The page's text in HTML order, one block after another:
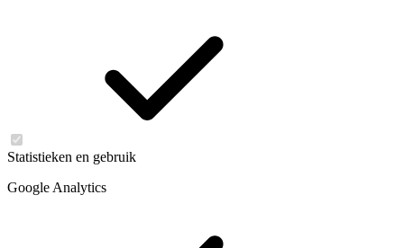
Statistieken en gebruik
Google Analytics